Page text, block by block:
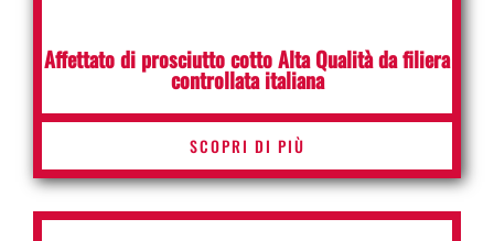
Affettato di prosciutto cotto Alta Qualità da filiera
controllata italiana
SCOPRI DI PIÙ